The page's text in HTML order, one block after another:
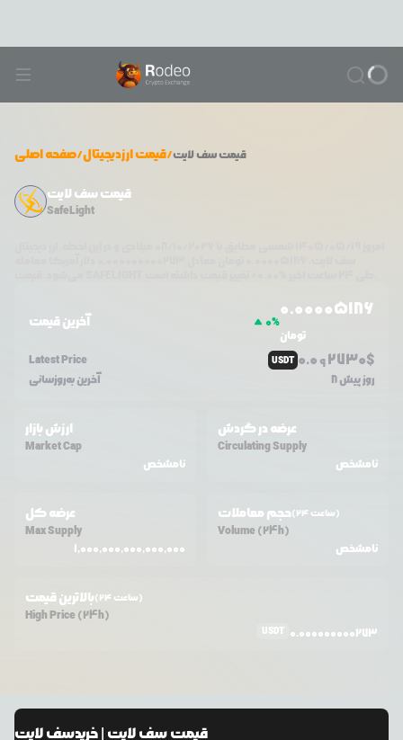
صفحه اصلی/قیمت ارزدیجیتال/ قیمتسف لایت
قیمت سف لایت
SafeLight
آخرین قیمت 0%
0.00005186
تومان
Latest Price
USDT 0.0 92730$
آخرین به‌روزسانی 8 روز پیش
ارزش بازار
Market Cap
نامشخص
عرضه در گردش
Circulating Supply
نامشخص
عرضه کل
Max Supply
1,000,000,000,000,000
حجم معاملات (24 ساعت)
Volume (24h)
نامشخص
بالاترین قیمت (24 ساعت)
High Price (24h)
USDT 0.000000000273
قیمتسف لایت | خریدسف لایت